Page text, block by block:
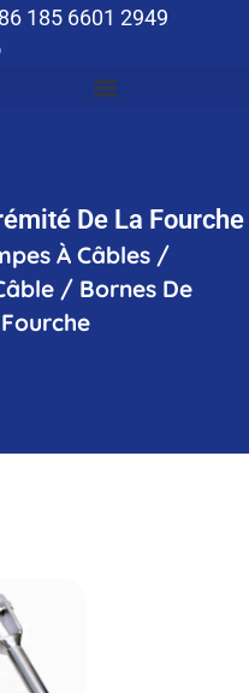
185 6601 2949
De La Fourche
À Câbles /
/ Bornes De